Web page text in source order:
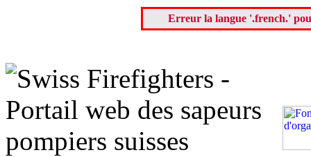
Erreur la langue '.french.'